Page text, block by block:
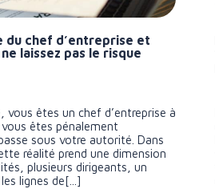
du chef d’entreprise et
laissez pas le risque
vous êtes un chef d’entreprise à
êtes pénalement
sous votre autorité. Dans
réalité prend une dimension
plusieurs dirigeants, un
lignes de[...]